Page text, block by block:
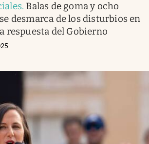
. Balas de goma y ocho
desmarca de los disturbios en
respuesta del Gobierno